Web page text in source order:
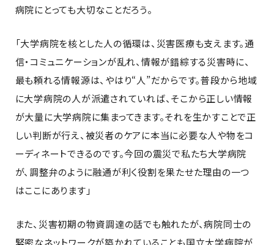
病院にとっても大切なことだろう。
「大学病院を核とした人の循環は、災害医療も支えます。通
信・コミュニケーションが乱れ、情報が錯綜する災害時に、
最も頼れる情報源は、やはり“人”だからです。普段から地域
に大学病院の人が派遣されていれば、そこから正しい情報
が大量に大学病院に集まってきます。それを生かすことで正
しい判断が行え、被災者のケアに本当に必要な人や物をコ
ーディネートできるのです。今回の震災で私たち大学病院
が、調整弁のように融通が利く役割を果たせた理由の一つ
はここにあります」
また、災害初期の物資調達の話でも触れたが、病院同士の
緊密なネットワークが築かれていることも国立大学病院が